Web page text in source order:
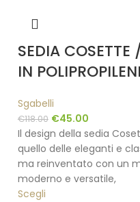
SEDIA
IN
Sgabelli
€118.00 €45.00
Il design della sedia
quello delle eleganti e
ma reinventato con un
moderno e versatile,
Scegli